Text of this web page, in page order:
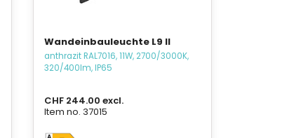
Wandeinbauleuchte L9 II
anthrazit RAL7016, 11W, 2700/3000K,
320/400lm, IP65
CHF 244.00 excl.
Item no. 37015